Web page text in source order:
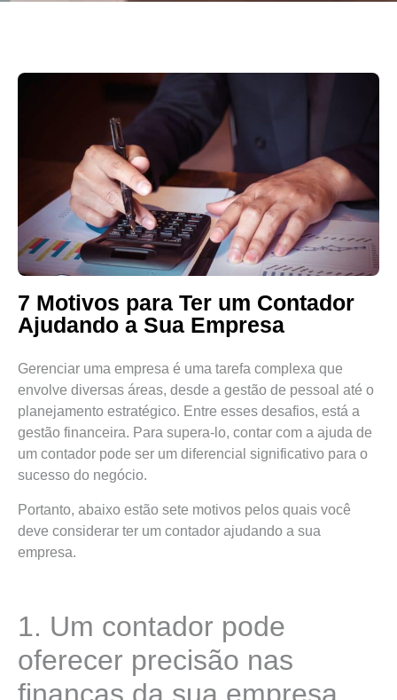
7 Motivos para Ter um Contador
Ajudando a Sua Empresa
Gerenciar uma empresa é uma tarefa complexa que
envolve diversas áreas, desde a gestão de pessoal até o
planejamento estratégico. Entre esses desafios, está a
gestão financeira. Para supera-lo, contar com a ajuda de
um contador pode ser um diferencial significativo para o
sucesso do negócio.
Portanto, abaixo estão sete motivos pelos quais você
deve considerar ter um contador ajudando a sua
empresa.
1. Um contador pode
oferecer precisão nas